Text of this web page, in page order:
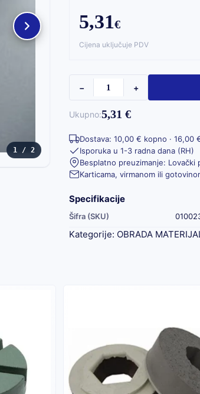
1 / 2
5,31€
Cijena uključuje PDV
− +
Ukupno:5,31 €
Dostava: 10,00 € kopno · 16,00
Isporuka u 1-3 radna dana (RH)
Besplatno preuzimanje: Lovački
Karticama, virmanom ili
Specifikacije
Šifra (SKU)
Kategorije: OBRADA